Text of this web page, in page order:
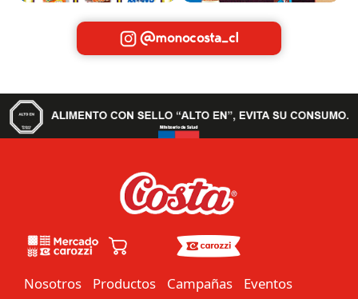
@monocosta_cl
Nosotros Productos Campañas
Eventos